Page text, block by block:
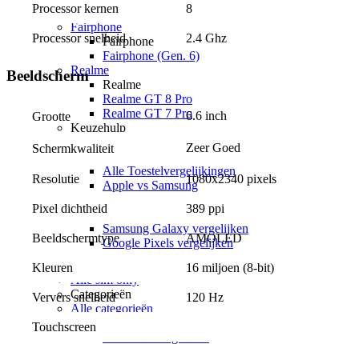
Nothing Phone (3)
Fairphone
Fairphone
Fairphone (Gen. 6)
Realme
Realme
Realme GT 8 Pro
Realme GT 7 Pro
Keuzehulp
Toestelvergelijkingen
Toestelvergelijkingen
Alle Toestelvergelijkingen
Apple vs Samsung
Apple iPhones vergelijken
Samsung Galaxy vergelijken
Google Pixels vergelijken
Sim only
Alle sim only
Categorieën
Alle categorieën
Processor kernen 8
Processor snelheid 2.4 Ghz
Beeldscherm
Grootte 6.6 inch
Schermkwaliteit Zeer Goed
Resolutie 1080x2340 pixels
Pixel dichtheid 389 ppi
Beeldschermtype AMOLED
Kleuren 16 miljoen (8-bit)
Ververs snelheid 120 Hz
Touchscreen